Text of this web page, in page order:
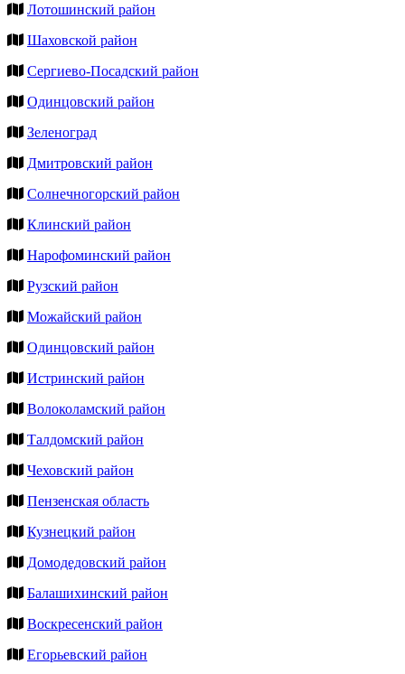
Лотошинский район
Шаховской район
Сергиево-Посадский район
Одинцовский район
Зеленоград
Дмитровский район
Солнечногорский район
Клинский район
Нарофоминский район
Рузский район
Можайский район
Одинцовский район
Истринский район
Волоколамский район
Талдомский район
Чеховский район
Пензенская область
Кузнецкий район
Домодедовский район
Балашихинский район
Воскресенский район
Егорьевский район